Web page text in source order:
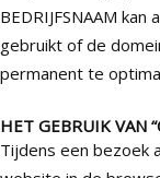
BEDRIJFSNAAM
gebruikt of de
permanent te
HET GEBRUIK VAN
Tijdens een bezoek